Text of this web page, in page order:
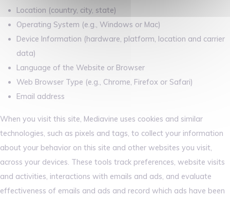
Location (country, city, state)
Operating System (e.g., Windows or Mac)
Device Information (hardware, platform, location and carrier
data)
Language of the Website or Browser
Web Browser Type (e.g., Chrome, Firefox or Safari)
Email address
When you visit this site, Mediavine uses cookies and similar
technologies, such as pixels and tags, to collect your information
about your behavior on this site and other websites you visit,
across your devices. These tools track preferences, website visits
and activities, interactions with emails and ads, and evaluate
effectiveness of emails and ads and record which ads have been